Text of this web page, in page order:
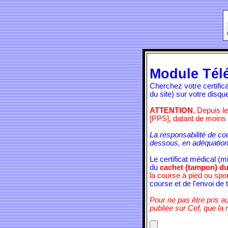
Module
Cherchez votre
du site) sur votre
ATTENTION , Depuis
[PPS], datant de
La responsabilité de
dessous, en
Le certificat médical
du cachet (tampon)
la course à pied ou
course et de l'envoi de
Pour ne pas être pris
publiée sur Cef, que la